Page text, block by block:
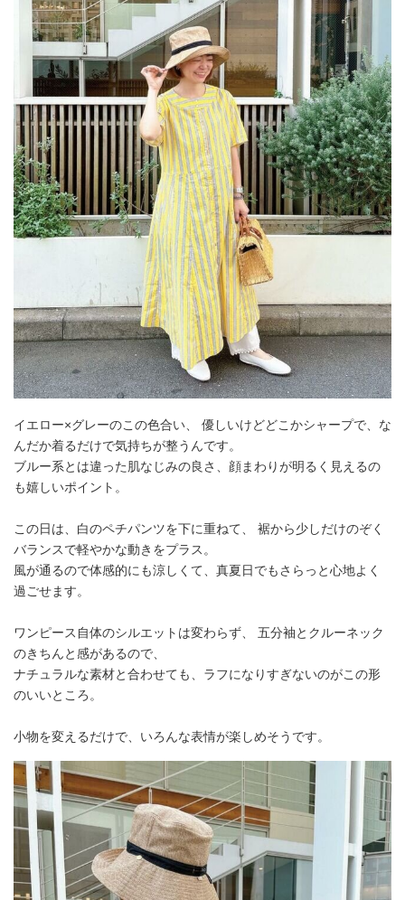
イエロー×グレーのこの色合い、 優しいけどどこかシャープで、な
んだか着るだけで気持ちが整うんです。
ブルー系とは違った肌なじみの良さ、顔まわりが明るく見えるの
も嬉しいポイント。
この日は、白のペチパンツを下に重ねて、 裾から少しだけのぞく
バランスで軽やかな動きをプラス。
風が通るので体感的にも涼しくて、真夏日でもさらっと心地よく
過ごせます。
ワンピース自体のシルエットは変わらず、 五分袖とクルーネック
のきちんと感があるので、
ナチュラルな素材と合わせても、ラフになりすぎないのがこの形
のいいところ。
小物を変えるだけで、いろんな表情が楽しめそうです。